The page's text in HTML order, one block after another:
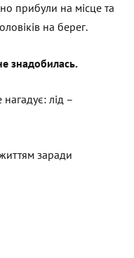
прибули на місце та
на берег.
знадобилась.
лід –
заради